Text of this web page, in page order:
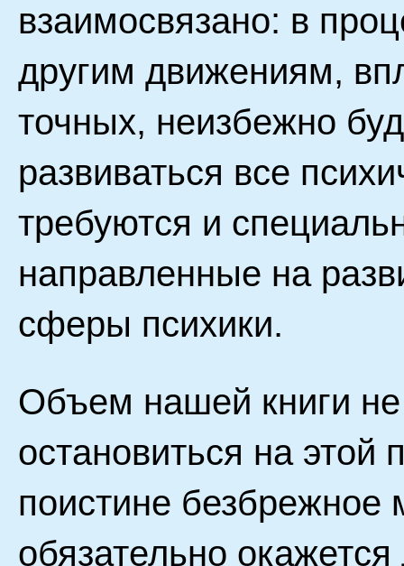
взаимосвязано: в
другим движениям,
точных, неизбежно
развиваться все
требуются и
направленные на
сферы психики.
Объем нашей книги
остановиться на этой
поистине безбрежное
обязательно